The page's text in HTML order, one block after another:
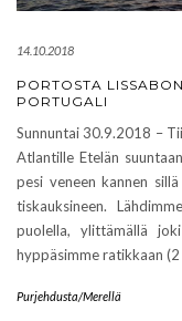
14.10.2018
PORTOSTA
PORTUGALI
Sunnuntai 30.9.2018 –
Atlantille Etelän
pesi veneen kannen
tiskauksineen.
puolella, ylittämällä
hyppäsimme ratikkaan
Purjehdusta/Merellä